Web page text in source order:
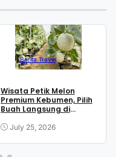
Berita Travel
Wisata Petik Melon
Premium Kebumen, Pilih
Buah Langsung di
July 25, 2026